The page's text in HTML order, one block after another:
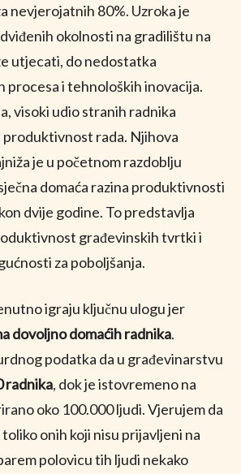
nevjerojatnih 80%. Uzroka je
okolnosti na gradilištu na
utjecati, do nedostatka
procesa i tehnoloških inovacija.
visoki udio stranih radnika
produktivnost rada. Njihova
je u početnom razdoblju
domaća razina produktivnosti
dvije godine. To predstavlja
građevinskih tvrtki i
za poboljšanja.
igraju ključnu ulogu jer
dovoljno domaćih radnika.
podatka da u građevinarstvu
radnika, dok je istovremeno na
oko 100.000 ljudi. Vjerujem da
onih koji nisu prijavljeni na
polovicu tih ljudi nekako